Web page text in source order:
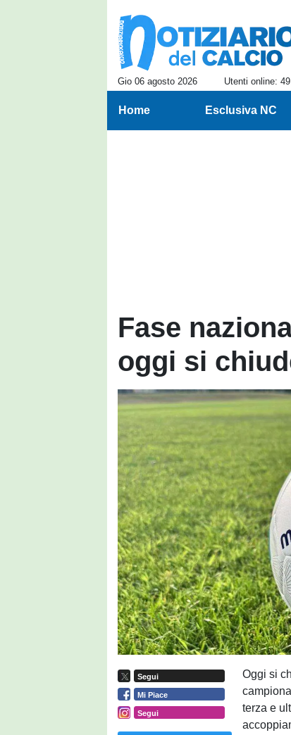
Gio 06 agosto 2026 Utenti online: 49
Home Esclusiva NC
Fase
oggi si
Segui
Mi Piace
Segui
Oggi si
terza e